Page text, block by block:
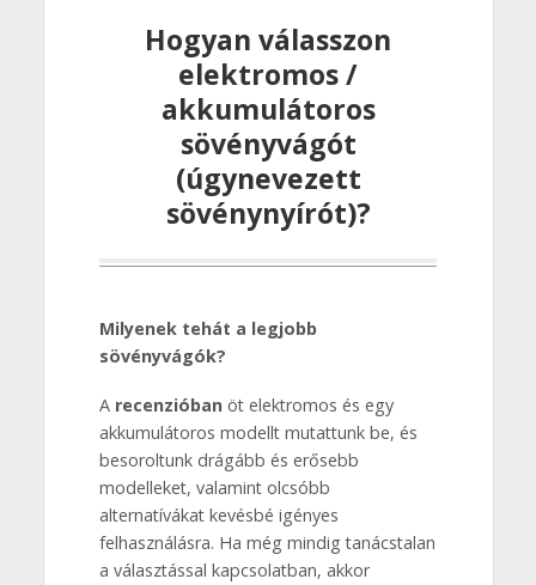
Hogyan válasszon
elektromos /
akkumulátoros
sövényvágót
(úgynevezett
sövénynyírót)?
Milyenek tehát a legjobb
sövényvágók?
A recenzióbanöt elektromos és egy
akkumulátoros modellt mutattunk be, és
besoroltunk drágább és erősebb
modelleket, valamint olcsóbb
alternatívákat kevésbé igényes
felhasználásra. Ha még mindig tanácstalan
a választással kapcsolatban, akkor